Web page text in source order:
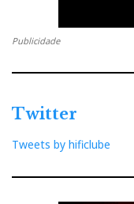
Esoteric N-=5XE
ON-05XEé
DAC discretoG2,
Publicidade
Twitter
Tweets by hificlube